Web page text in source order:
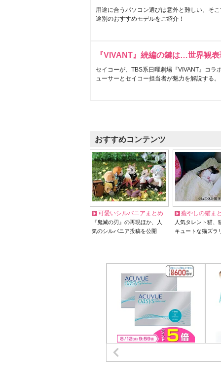
用途に合うパソコン選びは意外と難しい。そ
途別のおすすめモデルをご紹介！
『VIVANT』続編の鍵は…世界観
セイコーが、TBS系日曜劇場『VIVANT』コラ
ューサーとセイコー担当者が魅力を解説する。
おすすめコンテンツ
可愛いシルバニアまとめ
『鬼滅の刃』の再現ほか、人
気のシルバニア投稿を公開
癒やしの猫ま
人気タレント猫
キュートな猫ズラ